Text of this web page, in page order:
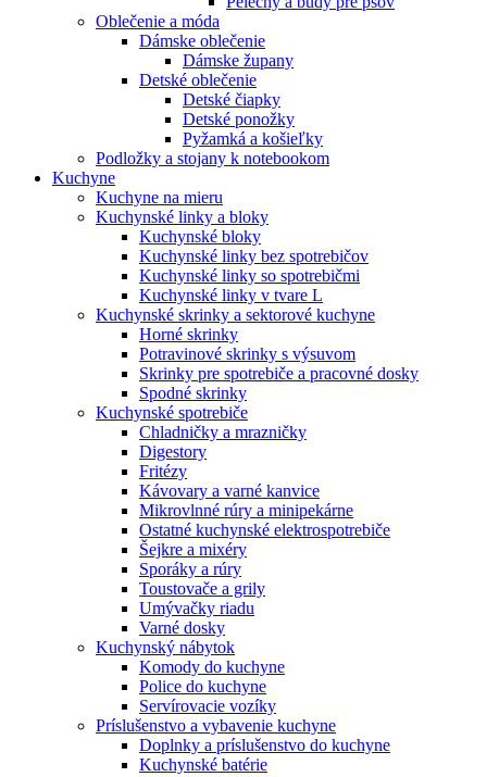
Oblečenie a móda
Dámske oblečenie
Dámske župany
Detské oblečenie
Detské čiapky
Detské ponožky
Pyžamká a košieľky
Podložky a stojany k notebookom
Kuchyne
Kuchyne na mieru
Kuchynské linky a bloky
Kuchynské bloky
Kuchynské linky bez spotrebičov
Kuchynské linky so spotrebičmi
Kuchynské linky v tvare L
Kuchynské skrinky a sektorové kuchyne
Horné skrinky
Potravinové skrinky s výsuvom
Skrinky pre spotrebiče a pracovné dosky
Spodné skrinky
Kuchynské spotrebiče
Chladničky a mrazničky
Digestory
Fritézy
Kávovary a varné kanvice
Mikrovlnné rúry a minipekárne
Ostatné kuchynské elektrospotrebiče
Šejkre a mixéry
Sporáky a rúry
Toustovače a grily
Umývačky riadu
Varné dosky
Kuchynský nábytok
Komody do kuchyne
Police do kuchyne
Servírovacie vozíky
Príslušenstvo a vybavenie kuchyne
Doplnky a príslušenstvo do kuchyne
Kuchynské batérie